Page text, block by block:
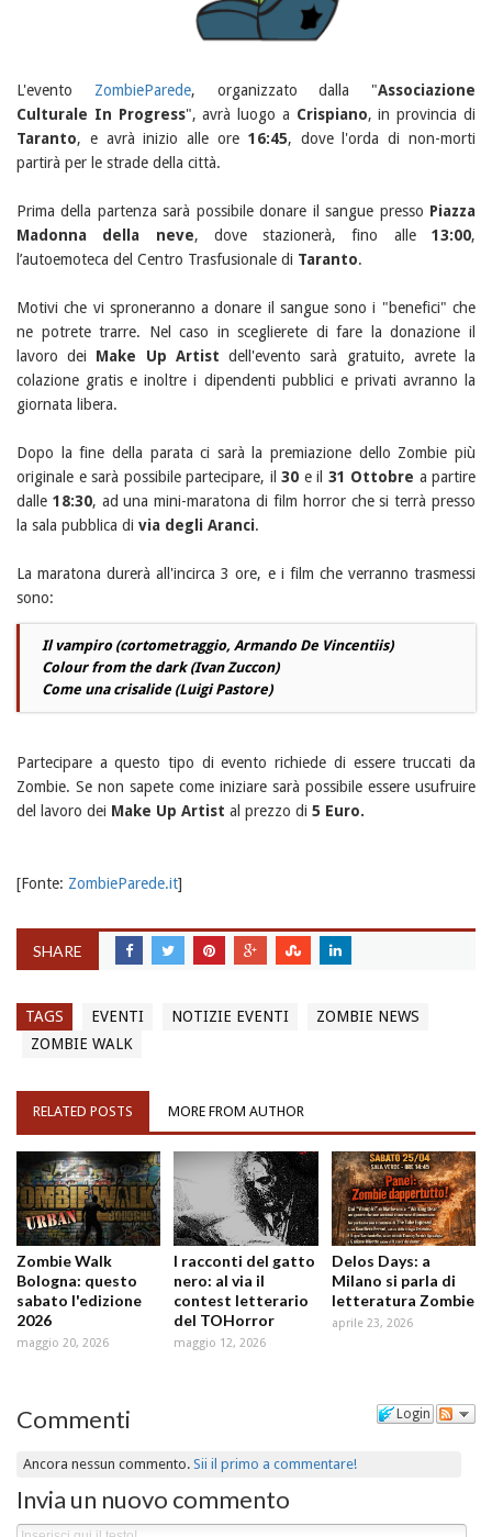
L'evento ZombieParede, organizzato dalla "Associazione
Culturale In Progress", avrà luogo a Crispiano, in provincia di
Taranto, e avrà inizio alle ore 16:45, dove l'orda di non-morti
partirà per le strade della città.
Prima della partenza sarà possibile donare il sangue presso Piazza
Madonna della neve, dove stazionerà, fino alle13:00,
l’autoemoteca del Centro Trasfusionale di Taranto.
Motivi che vi sproneranno a donare il sangue sono i "benefici" che
ne potrete trarre. Nel caso in sceglierete di fare la donazione il
lavoro dei Make Up Artistdell'evento sarà gratuito, avrete la
colazione gratis e inoltre i dipendenti pubblici e privati avranno la
giornata libera.
Dopo la fine della parata ci sarà la premiazione dello Zombie più
originale e sarà possibile partecipare, il 30 e il 31 Ottobre a partire
dalle 18:30, ad una mini-maratona di film horror che si terrà presso
la sala pubblica di via degli Aranci.
La maratona durerà all'incirca 3 ore, e i film che verranno trasmessi
sono:
Il vampiro (cortometraggio, Armando De Vincentiis)
Colour from the dark (Ivan Zuccon)
Come una crisalide (Luigi Pastore)
Partecipare a questo tipo di evento richiede di essere truccati da
Zombie. Se non sapete come iniziare sarà possibile essere usufruire
del lavoro dei Make Up Artist al prezzo di 5 Euro.
[Fonte: ZombieParede.it]
SHARE
TAGS EVENTI NOTIZIE EVENTI
ZOMBIE NEWS
ZOMBIE WALK
RELATED POSTS MORE FROM AUTHOR
Zombie Walk
Bologna: questo
sabato l'edizione
2026
maggio 20, 2026
I racconti del gatto
nero: al via il
contest letterario
del TOHorror
maggio 12, 2026
Delos Days: a
Milano si parla di
letteratura Zombie
aprile 23, 2026
Login
Commenti
Ancora nessun commento.Sii il primo a commentare!
Invia un nuovo commento